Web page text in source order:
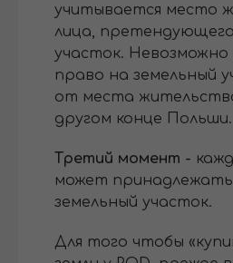
учитывается место
лица,
участок.
право на земельный
от места
другом конце Польши.
Третий момент -
может
земельный участок.
Для того чтобы